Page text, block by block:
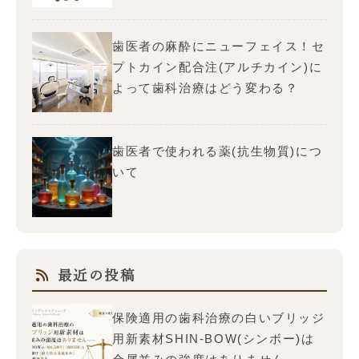
歯医者の麻酔にニューフェイス！セ
プトカイン配合注(アルチカイン)に
よって歯科治療はどう変わる？
歯医者で使われる薬(抗生物質)につ
いて
最近の投稿
保険適用の歯科治療の白いブリッジ
用新素材SHIN-BOW(シンボー)は